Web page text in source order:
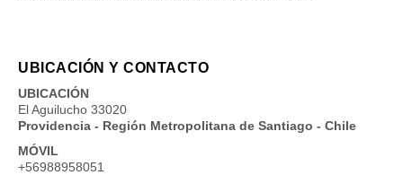
UBICACIÓN Y CONTACTO
UBICACIÓN
El Aguilucho 33020
Providencia - Región Metropolitana de Santiago - Chile
MÓVIL
+56988958051